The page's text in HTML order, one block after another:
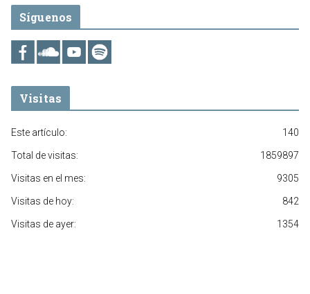
Síguenos
Visitas
140
Este artículo:
1859897
Total de visitas:
9305
Visitas en el mes:
842
Visitas de hoy:
1354
Visitas de ayer: